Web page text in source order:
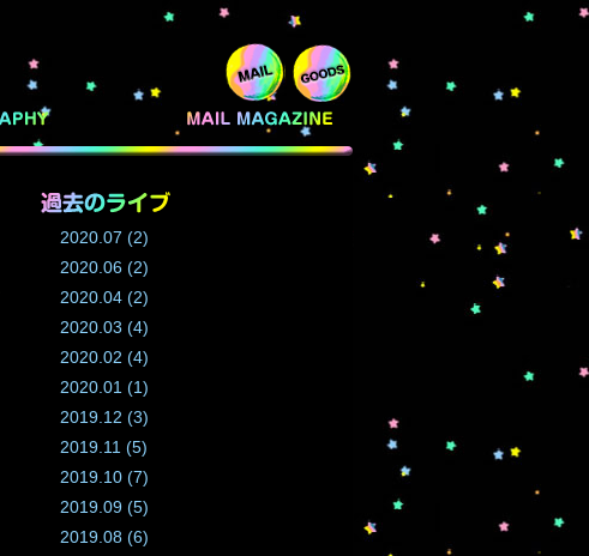
2020.07 (2)
2020.06 (2)
2020.04 (2)
2020.03 (4)
2020.02 (4)
2020.01 (1)
2019.12 (3)
2019.11 (5)
2019.10 (7)
2019.09 (5)
2019.08 (6)